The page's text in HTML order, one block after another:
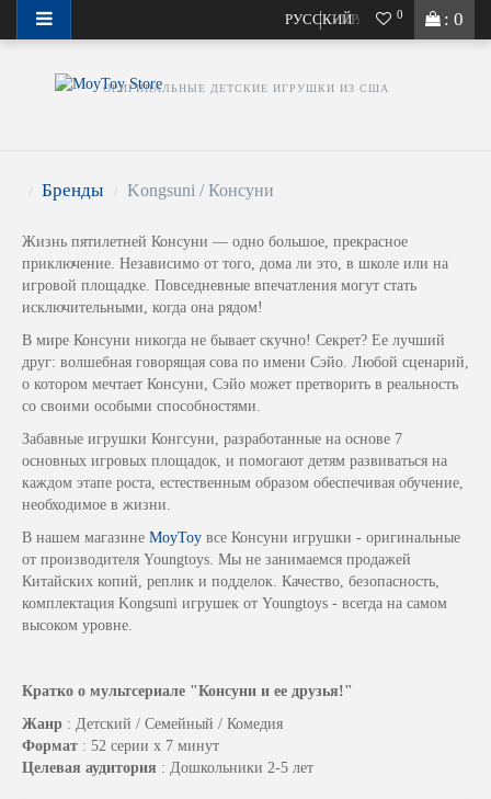
Актуальный график и условия работы в 2026 году : 0
РУССКИЙУКРАЇНСЬКА
0
ОРИГИНАЛЬНЫЕ ДЕТСКИЕ ИГРУШКИ ИЗ США
Бренды Kongsuni / Консуни
Жизнь пятилетней Консуни — одно большое, прекрасное
приключение. Независимо от того, дома ли это, в школе или на
игровой площадке. Повседневные впечатления могут стать
исключительными, когда она рядом!
В мире Консуни никогда не бывает скучно! Секрет? Ее лучший
друг: волшебная говорящая сова по имени Сэйо. Любой сценарий,
о котором мечтает Консуни, Сэйо может претворить в реальность
со своими особыми способностями.
Забавные игрушки Конгсуни, разработанные на основе 7
основных игровых площадок, и помогают детям развиваться на
каждом этапе роста, естественным образом обеспечивая обучение,
необходимое в жизни.
В нашем магазине MoyToy все Консуни игрушки - оригинальные
от производителя Youngtoys. Мы не занимаемся продажей
Китайских копий, реплик и подделок. Качество, безопасность,
комплектация Kongsuni игрушек от Youngtoys - всегда на самом
высоком уровне.
Кратко о мультсериале "Консуни и ее друзья!"
Жанр : Детский / Семейный / Комедия
Формат : 52 серии x 7 минут
Целевая аудитория : Дошкольники 2-5 лет